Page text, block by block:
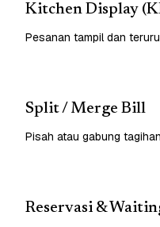
Kitchen Display
Pesanan tampil dan
Split / Merge Bill
Pisah atau gabung
Reservasi &